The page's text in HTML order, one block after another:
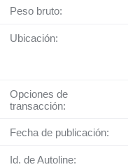
Peso bruto:
Ubicación:
Opciones de
transacción:
Fecha de publicación:
Id. de Autoline: